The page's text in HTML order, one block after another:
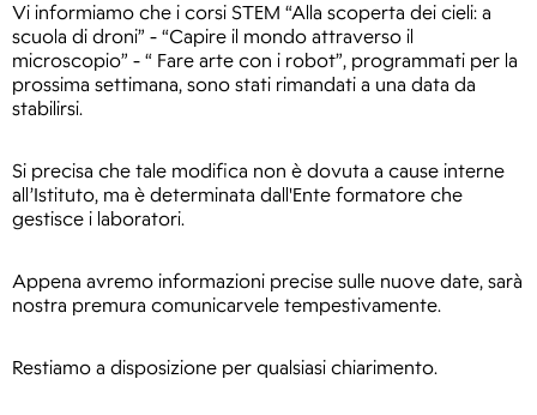
Vi informiamo che i corsi STEM “Alla scoperta dei cieli: a
scuola di droni” - “Capire il mondo attraverso il
microscopio” - “ Fare arte con i robot”, programmati per la
prossima settimana, sono stati rimandati a una data da
stabilirsi.
Si precisa che tale modifica non è dovuta a cause interne
all’Istituto, ma è determinata dall'Ente formatore che
gestisce i laboratori.
Appena avremo informazioni precise sulle nuove date, sarà
nostra premura comunicarvele tempestivamente.
Restiamo a disposizione per qualsiasi chiarimento.